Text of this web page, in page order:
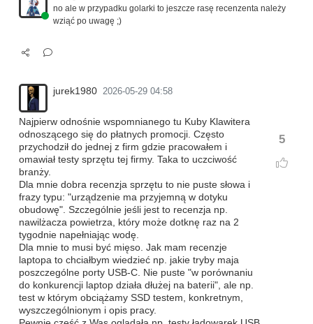
no ale w przypadku golarki to jeszcze rasę recenzenta należy
wziąć po uwagę ;)
jurek1980 2026-05-29 04:58
5
Najpierw odnośnie wspomnianego tu Kuby Klawitera
odnoszącego się do płatnych promocji. Często
przychodził do jednej z firm gdzie pracowałem i
omawiał testy sprzętu tej firmy. Taka to uczciwość
branży.
Dla mnie dobra recenzja sprzętu to nie puste słowa i
frazy typu: "urządzenie ma przyjemną w dotyku
obudowę". Szczególnie jeśli jest to recenzja np.
nawilżacza powietrza, który może dotknę raz na 2
tygodnie napełniając wodę.
Dla mnie to musi być mięso. Jak mam recenzje
laptopa to chciałbym wiedzieć np. jakie tryby maja
poszczególne porty USB-C. Nie puste "w porównaniu
do konkurencji laptop działa dłużej na baterii", ale np.
test w którym obciążamy SSD testem, konkretnym,
wyszczególnionym i opis pracy.